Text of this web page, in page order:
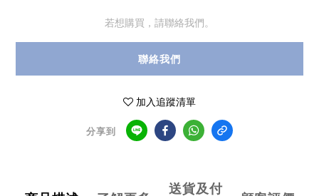
若想購買，請聯絡我們。
聯絡我們
加入追蹤清單
分享到
送貨及付